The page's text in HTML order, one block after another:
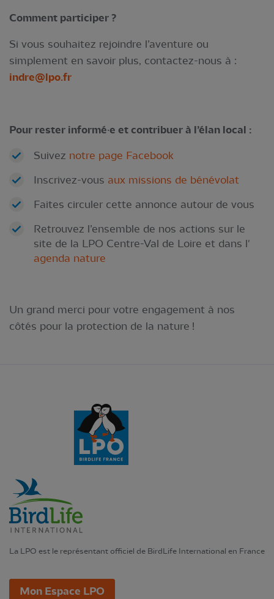
Comment participer ?
Si vous souhaitez rejoindre l’aventure ou
simplement en savoir plus, contactez-nous à :
indre@lpo.fr
Pour rester informé·e et contribuer à l’élan local :
Suivez notre page Facebook
Inscrivez-vous aux missions de bénévolat
Faites circuler cette annonce autour de vous
Retrouvez l’ensemble de nos actions sur le
site de la LPO Centre-Val de Loire et dans l'
agenda nature
Un grand merci pour votre engagement à nos
côtés pour la protection de la nature !
La LPO est le représentant officiel de BirdLife International en France
Mon Espace LPO